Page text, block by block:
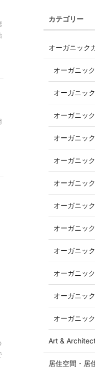
カテゴリー
オーガニック
オーガニッ
オーガニッ
オーガニッ
オーガニッ
オーガニッ
オーガニッ
オーガニッ
オーガニッ
オーガニッ
オーガニッ
オーガニッ
オーガニッ
Art &
居住空間・居